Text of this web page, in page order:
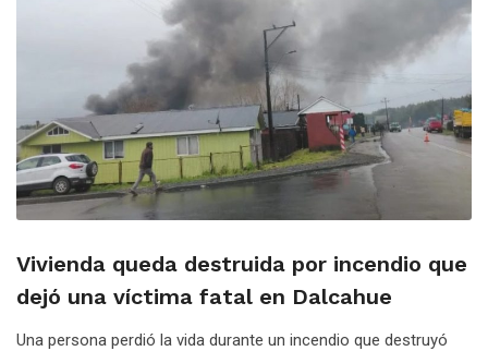
Vivienda queda destruida por incendio que
dejó una víctima fatal en Dalcahue
Una persona perdió la vida durante un incendio que destruyó